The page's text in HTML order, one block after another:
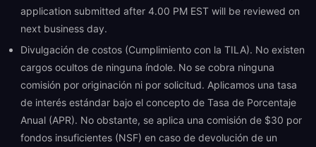
application submitted after 4.00 PM EST will be reviewed on
next business day.
Divulgación de costos (Cumplimiento con la TILA). No existen
cargos ocultos de ninguna índole. No se cobra ninguna
comisión por originación ni por solicitud. Aplicamos una tasa
de interés estándar bajo el concepto de Tasa de Porcentaje
Anual (APR). No obstante, se aplica una comisión de $30 por
fondos insuficientes (NSF) en caso de devolución de un